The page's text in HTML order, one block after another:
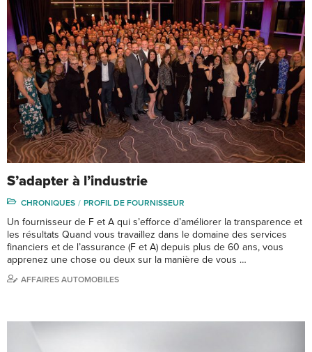
S’adapter à l’industrie
CHRONIQUES PROFIL DE FOURNISSEUR
Un fournisseur de F et A qui s’efforce d’améliorer la transparence et
les résultats Quand vous travaillez dans le domaine des services
financiers et de l’assurance (F et A) depuis plus de 60 ans, vous
apprenez une chose ou deux sur la manière de vous …
AFFAIRES AUTOMOBILES